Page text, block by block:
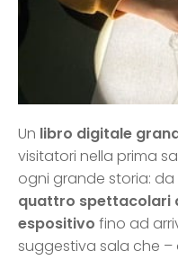
Un libro digitale
visitatori nella prima
ogni grande storia:
quattro spettacolari
espositivo fino ad
suggestiva sala che –